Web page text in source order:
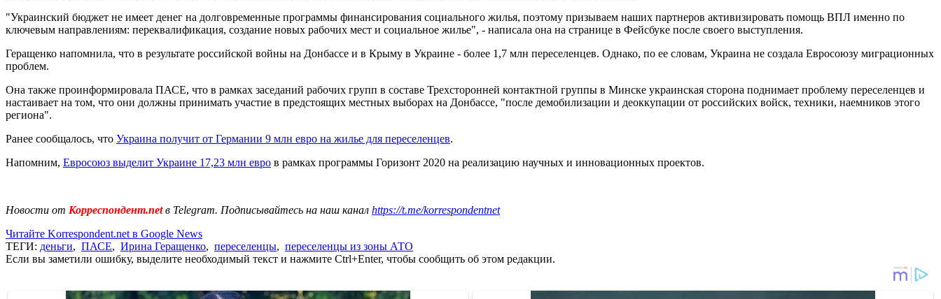
"Украинский бюджет не имеет денег на долговременные программы финансирования социального жилья, поэтому призываем наших партнеров активизировать помощь ВПЛ именно по
ключевым направлениям: переквалификация, создание новых рабочих мест и социальное жилье", - написала она на странице в Фейсбуке после своего выступления.
Геращенко напомнила, что в результате российской войны на Донбассе и в Крыму в Украине - более 1,7 млн переселенцев. Однако, по ее словам, Украина не создала Евросоюзу миграционных
проблем.
Она также проинформировала ПАСЕ, что в рамках заседаний рабочих групп в составе Трехсторонней контактной группы в Минске украинская сторона поднимает проблему переселенцев и
настаивает на том, что они должны принимать участие в предстоящих местных выборах на Донбассе, "после демобилизации и деоккупации от российских войск, техники, наемников этого
региона".
Ранее сообщалось, что Украина получит от Германии 9 млн евро на жилье для переселенцев.
Напомним, Евросоюз выделит Украине 17,23 млн евро в рамках программы Горизонт 2020 на реализацию научных и инновационных проектов.
Новости от Корреспондент.netв Telegram. Подписывайтесь на наш канал https://t.me/korrespondentnet
Читайте Korrespondent.net в Google News
ТЕГИ: деньги, ПАСЕ, Ирина Геращенко, переселенцы, переселенцы из зоны АТО
Если вы заметили ошибку, выделите необходимый текст и нажмите Ctrl+Enter, чтобы сообщить об этом редакции.